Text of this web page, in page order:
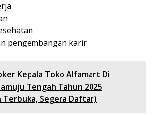
pengembangan karir
Kepala Toko Alfamart Di
Tengah Tahun 2025
Segera Daftar)